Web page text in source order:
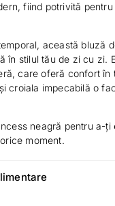
fiind potrivită
această bluză
în stilul tău de zi cu zi.
care oferă confort în
croiala impecabilă o
neagră pentru a-ți
moment.